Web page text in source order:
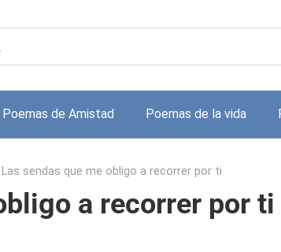
Poemas de Amistad Poemas de la vida
Las sendas que me obligo a recorrer por ti
a recorrer por ti